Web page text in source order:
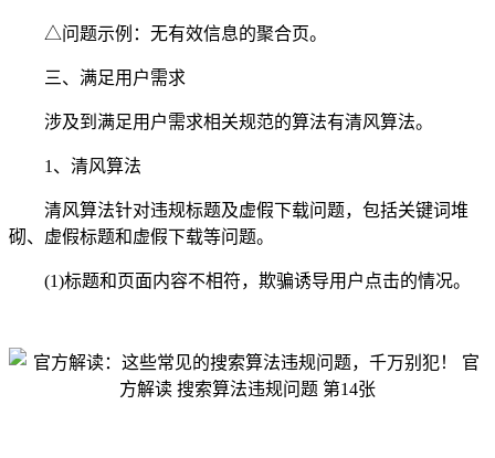
△问题示例：无有效信息的聚合页。
三、满足用户需求
涉及到满足用户需求相关规范的算法有清风算法。
1、清风算法
清风算法针对违规标题及虚假下载问题，包括关键词堆
砌、虚假标题和虚假下载等问题。
(1)标题和页面内容不相符，欺骗诱导用户点击的情况。